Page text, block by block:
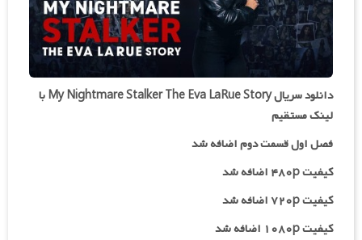
دانلود سریال My Nightmare Stalker The Eva LaRue Story با
لینک مستقیم
فصل اول قسمت دوم اضافه شد
کیفیت ۴۸۰p اضافه شد
کیفیت ۷۲۰p
اضافه شد
کیفیت ۱۰۸۰p اضافه شد